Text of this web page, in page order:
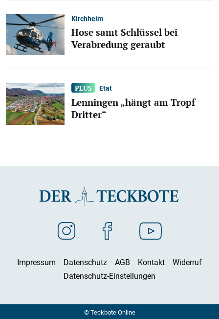
Kirchheim
Hose samt Schlüssel bei
Verabredung geraubt
Etat
Lenningen „hängt am Tropf
Dritter“
Impressum Datenschutz AGB Kontakt
Widerruf
Datenschutz-Einstellungen
© Teckbote Online